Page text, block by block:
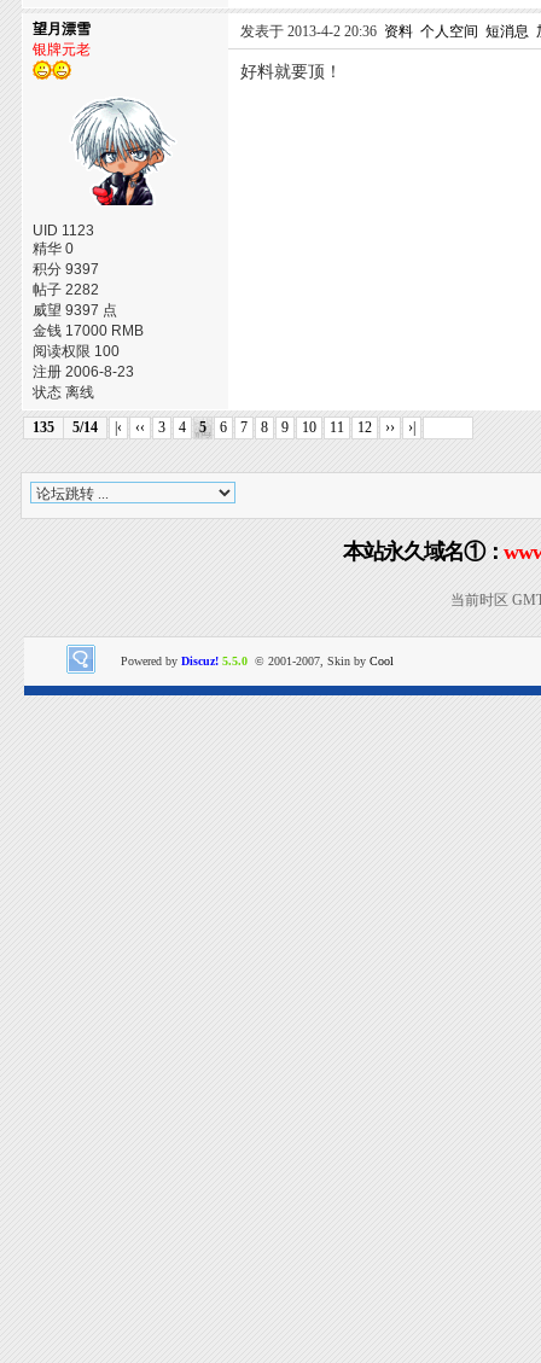
望月漂雪
银牌元老
UID 1123
精华 0
积分 9397
帖子 2282
威望 9397 点
金钱 17000 RMB
阅读权限 100
注册 2006-8-23
状态 离线
发表于 2013-4-2 20:36 资料 个人空间 短消息
好料就要顶！
135 5/14 |‹ ‹‹ 3 4 5 6 7 8 9 10 11 12 ›› ›|
本站永久域名①：
当前时区
Powered by Discuz! 5.5.0 © 2001-2007, Skin by Cool